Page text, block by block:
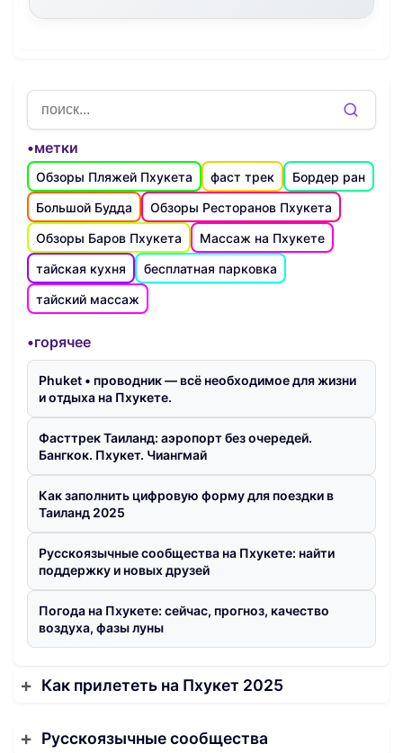
•метки
Обзоры Пляжей Пхукета фаст трек
Бордер ран
Большой Будда
Обзоры Ресторанов Пхукета
Обзоры Баров Пхукета
Массаж на Пхукете
тайская кухня
бесплатная парковка
тайский массаж
•горячее
Phuket • проводник — всё необходимое для жизни
и отдыха на Пхукете.
Фасттрек Таиланд: аэропорт без очередей.
Бангкок. Пхукет. Чиангмай
Как заполнить цифровую форму для поездки в
Таиланд 2025
Русскоязычные сообщества на Пхукете: найти
поддержку и новых друзей
Погода на Пхукете: сейчас, прогноз, качество
воздуха, фазы луны
Как прилететь на Пхукет 2025
Русскоязычные сообщества